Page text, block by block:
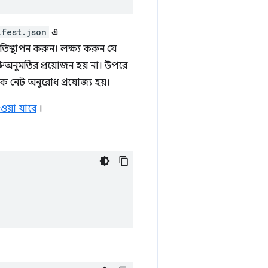
এ
করুন। লক্ষ্য করুন যে
অনুমতির প্রয়োজন হয় না। উপরে
নেট অনুরোধ প্রযোজ্য হয়।
যাবে।